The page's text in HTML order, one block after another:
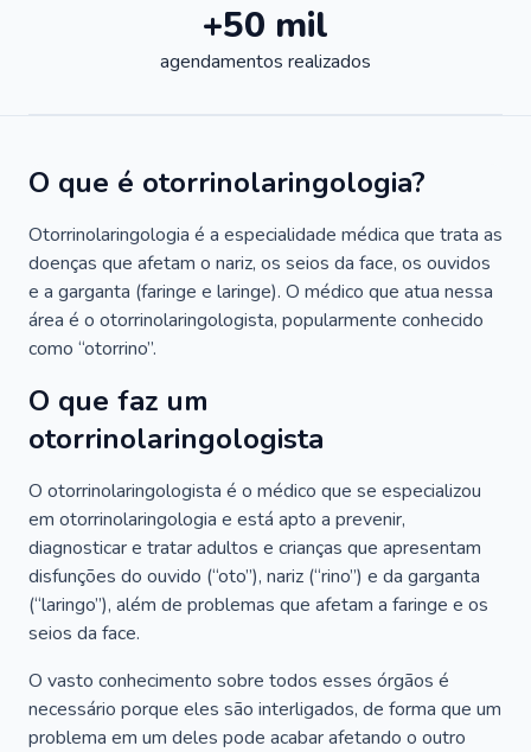
+50 mil
agendamentos realizados
O que é otorrinolaringologia?
Otorrinolaringologia é a especialidade médica que trata as
doenças que afetam o nariz, os seios da face, os ouvidos
e a garganta (faringe e laringe). O médico que atua nessa
área é o otorrinolaringologista, popularmente conhecido
como “otorrino”.
O que faz um
otorrinolaringologista
O otorrinolaringologista é o médico que se especializou
em otorrinolaringologia e está apto a prevenir,
diagnosticar e tratar adultos e crianças que apresentam
disfunções do ouvido (“oto”), nariz (“rino”) e da garganta
(“laringo”), além de problemas que afetam a faringe e os
seios da face.
O vasto conhecimento sobre todos esses órgãos é
necessário porque eles são interligados, de forma que um
problema em um deles pode acabar afetando o outro